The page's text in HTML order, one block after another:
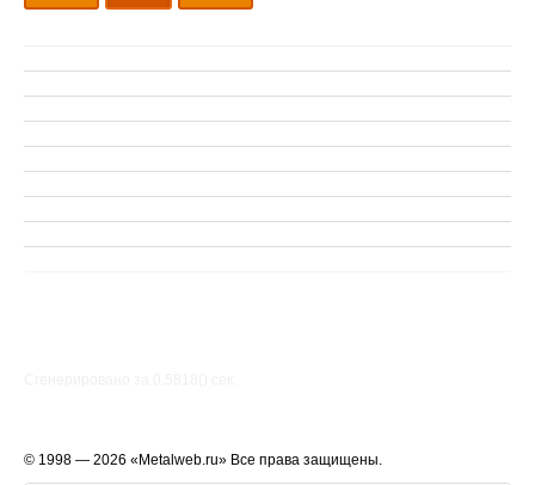
© 1998 — 2026 «Metalweb.ru» Все права защищены.